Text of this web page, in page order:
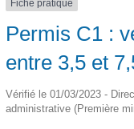
Fiche pratique
Permis C1 :
entre 3,5 et
Vérifié le 01/03/2023 -
administrative (Première